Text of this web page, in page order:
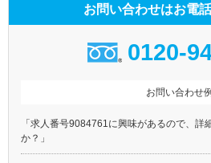
お問い合わせはお電
0120-
お問い合わせ例
「求人番号9084761に興味があるので、詳
か？」